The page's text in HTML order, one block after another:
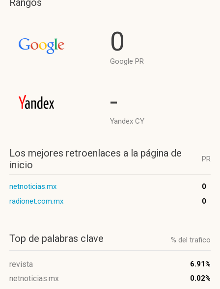
Rangos
0
Google PR
-
Yandex CY
Los mejores retroenlaces a la página de
inicio
PR
netnoticias.mx
0
radionet.com.mx
0
Top de palabras clave % del trafico
revista 6.91%
netnoticias.mx 0.02%